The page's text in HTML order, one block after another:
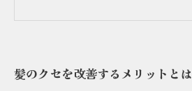
髪のクセを改善するメリットとは